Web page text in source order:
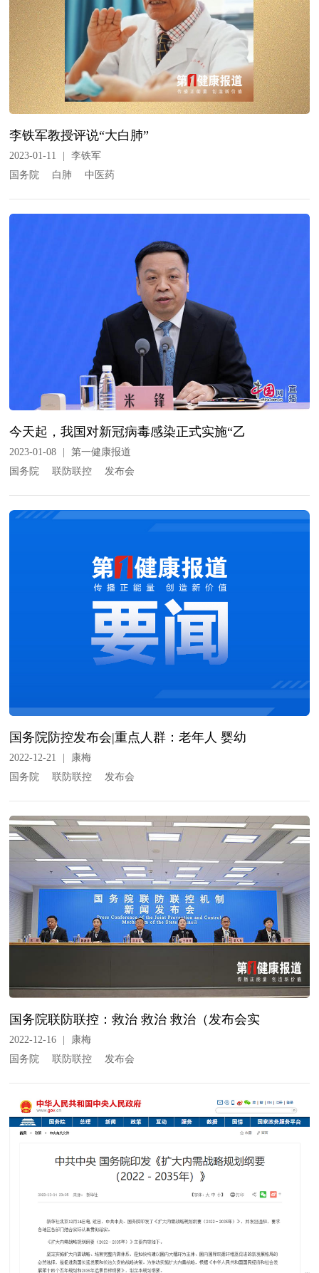
李铁军教授评说“大白肺”
2023-01-11
李铁军
国务院
白肺 中医药
今天起，我国对新冠病毒感染正式实施“乙
2023-01-08 |
第一健康报道
国务院
联防联控 发布会
国务院防控发布会|重点人群：老年人 婴幼
2022-12-21
康梅
国务院
联防联控 发布会
国务院联防联控：救治 救治 救治（发布会实
2022-12-16
康梅
国务院
联防联控 发布会